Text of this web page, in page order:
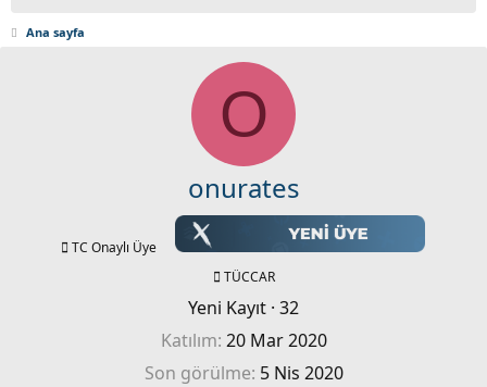
Ana sayfa
O
onurates
TC Onaylı Üye
TÜCCAR
Yeni Kayıt · 32
Katılım 20 Mar 2020
Son görülme 5 Nis 2020